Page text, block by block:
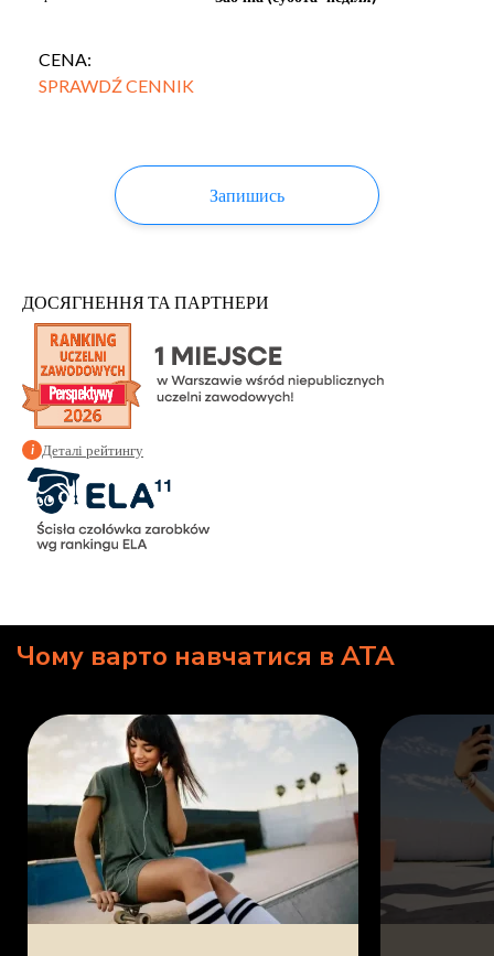
CENA:
SPRAWDŹ CENNIK
Запишись
ДОСЯГНЕННЯ ТА ПАРТНЕРИ
i Деталі рейтингу
Чому варто навчатися в ATA